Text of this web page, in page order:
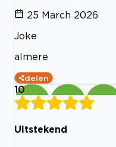
25 March 2026
Joke
almere
delen
10
Uitstekend